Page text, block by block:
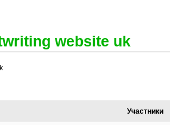
website uk
Участники